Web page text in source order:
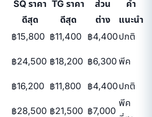
SQ ราคา
ดีสุด
TG ราคา
ดีสุด
ส่วน
ต่าง
คำ
แนะนำ
฿15,800 ฿11,400 ฿4,400ปกติ
฿24,500 ฿18,200 ฿6,300พีค
฿16,200 ฿11,800 ฿4,400ปกติ
฿28,500 ฿21,500 ฿7,000
พีค